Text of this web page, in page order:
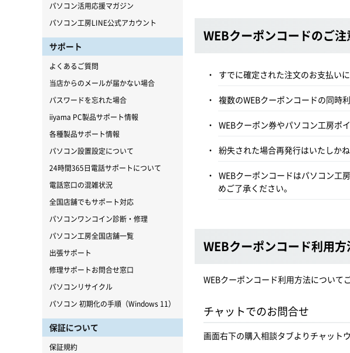
WEBクーポンコードのご
すでに確定された注文のお支払い
複数のWEBクーポンコードの同時
WEBクーポン券やパソコン工房ポ
紛失された場合再発行はいたしかね
WEBクーポンコードはパソコン工
めご了承ください。
WEBクーポンコード利用
WEBクーポンコード利用方法について
チャットでのお問合せ
画面右下の購入相談タブよりチャット
パソコン活用応援マガジン
パソコン工房LINE公式アカウント
サポート
よくあるご質問
当店からのメールが届かない場合
パスワードを忘れた場合
iiyama PC製品サポート情報
各種製品サポート情報
パソコン設置設定について
24時間365日電話サポートについて
電話窓口の混雑状況
全国店舗でもサポート対応
パソコンワンコイン診断・修理
パソコン工房全国店舗一覧
出張サポート
修理サポートお問合せ窓口
パソコンリサイクル
パソコン 初期化の手順（Windows 11）
保証について
保証規約